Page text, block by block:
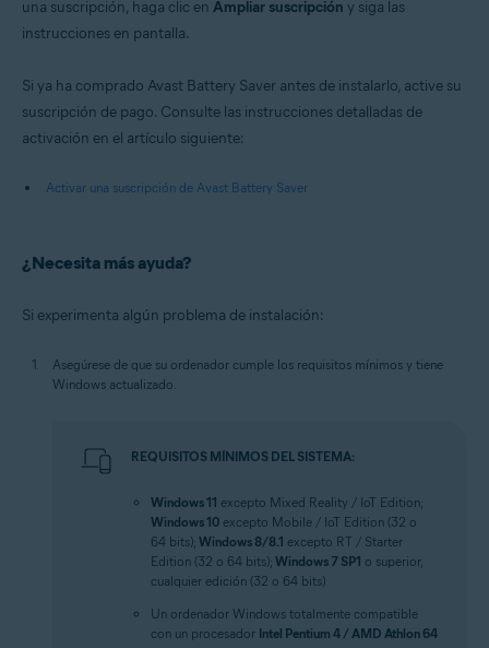
una suscripción, haga clic en Ampliar suscripción y siga las
instrucciones en pantalla.
Si ya ha comprado Avast Battery Saver antes de instalarlo, active su
suscripción de pago. Consulte las instrucciones detalladas de
activación en el artículo siguiente:
Activar una suscripción de Avast Battery Saver
¿Necesita más ayuda?
Si experimenta algún problema de instalación:
Asegúrese de que su ordenador cumple los requisitos mínimos y tiene
Windows actualizado.
REQUISITOS MÍNIMOS DEL SISTEMA:
Windows 11 excepto Mixed Reality / IoT Edition;
Windows 10 excepto Mobile / IoT Edition (32 o
64 bits); Windows 8/8.1 excepto RT / Starter
Edition (32 o 64 bits); Windows 7 SP1 o superior,
cualquier edición (32 o 64 bits)
Un ordenador Windows totalmente compatible
con un procesador Intel Pentium 4 / AMD Athlon 64